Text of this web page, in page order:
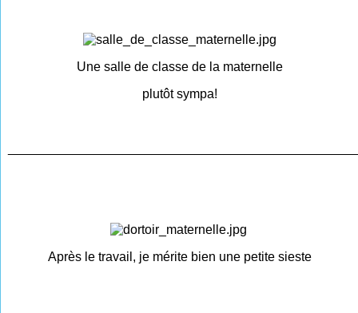
Une salle de classe de la maternelle
plutôt sympa!
Après le travail, je mérite bien une petite sieste